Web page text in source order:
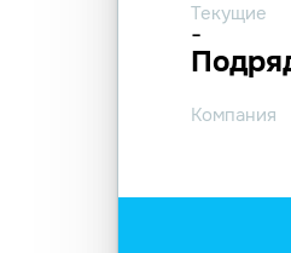
Текущие
-
Компания